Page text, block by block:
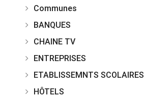
Communes
BANQUES
CHAINE TV
ENTREPRISES
ETABLISSEMNTS SCOLAIRES
HÔTELS